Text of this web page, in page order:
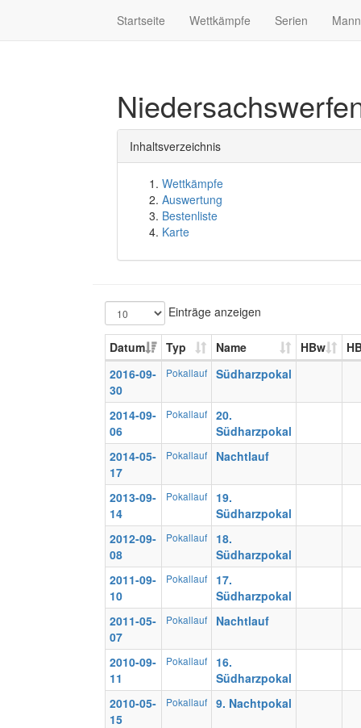
Startseite Wettkämpfe Serien
Inhaltsverzeichnis
Wettkämpfe
Auswertung
Bestenliste
Karte
Einträge anzeigen
Datum Typ Name HBw
2016-09-
30
Pokallauf Südharzpokal
2014-09-
06
Pokallauf
20.
Südharzpokal
2014-05-
17
Pokallauf Nachtlauf
2013-09-
14
Pokallauf
19.
Südharzpokal
2012-09-
08
Pokallauf
18.
Südharzpokal
2011-09-
10
Pokallauf
17.
Südharzpokal
2011-05-
07
Pokallauf Nachtlauf
2010-09-
11
Pokallauf
16.
Südharzpokal
2010-05-
15
Pokallauf 9. Nachtpokal